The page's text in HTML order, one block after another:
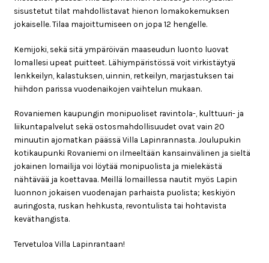
sisustetut tilat mahdollistavat hienon lomakokemuksen
jokaiselle. Tilaa majoittumiseen on jopa 12 hengelle.
Kemijoki, sekä sitä ympäröivän maaseudun luonto luovat
lomallesi upeat puitteet. Lähiympäristössä voit virkistäytyä
lenkkeilyn, kalastuksen, uinnin, retkeilyn, marjastuksen tai
hiihdon parissa vuodenaikojen vaihtelun mukaan.
Rovaniemen kaupungin monipuoliset ravintola-, kulttuuri- ja
liikuntapalvelut sekä ostosmahdollisuudet ovat vain 20
minuutin ajomatkan päässä Villa Lapinrannasta. Joulupukin
kotikaupunki Rovaniemi on ilmeeltään kansainvälinen ja sieltä
jokainen lomailija voi löytää monipuolista ja mielekästä
nähtävää ja koettavaa. Meillä lomaillessa nautit myös Lapin
luonnon jokaisen vuodenajan parhaista puolista; keskiyön
auringosta, ruskan hehkusta, revontulista tai hohtavista
keväthangista.
Tervetuloa Villa Lapinrantaan!